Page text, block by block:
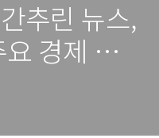
추린 뉴스,
경제 지